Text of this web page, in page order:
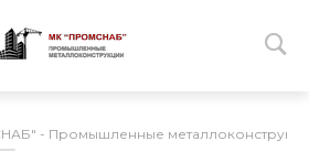
- Промышленные